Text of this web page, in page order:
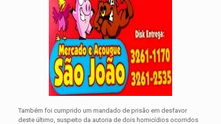
Também foi cumprido um mandado de prisão em desfavor
deste último, suspeito da autoria de dois homicídios ocorridos